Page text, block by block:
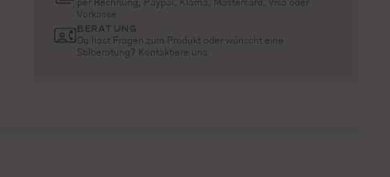
per Rechnung, Paypal, Klarna, Mastercard, Visa oder
Vorkasse
BERATUNG
Du hast Fragen zum Produkt oder wünscht eine
Stilberatung? Kontaktiere uns